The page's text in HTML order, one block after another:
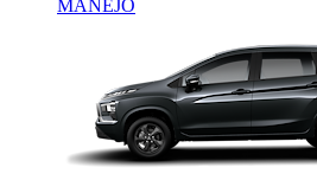
MANEJO